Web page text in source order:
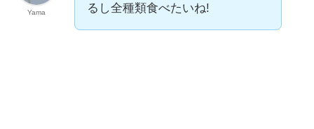
Yama るし全種類食べたいね!